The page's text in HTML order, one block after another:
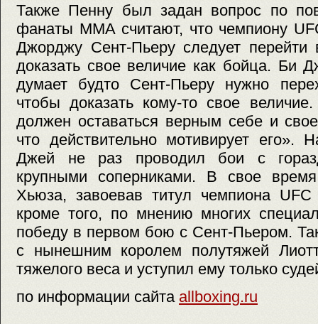
Также Пенну был задан вопрос по
фанаты ММА считают, что чемпиону
Джорджу Сент-Пьеру следует
доказать свое величие как бойца. Би
думает будто Сент-Пьеру нужно
чтобы доказать кому-то свое
должен оставаться верным себе и
что действительно мотивирует
Джей не раз проводил бои с
крупными соперниками. В свое
Хьюза, завоевав титул чемпиона
кроме того, по мнению многих
победу в первом бою с Сент-Пьером.
с нынешним королем полутяжей
тяжелого веса и уступил ему только
по информации сайта allboxing.ru